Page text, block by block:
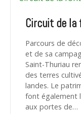
Circuit de la
Parcours de
et de sa
Saint-Thuriau
des terres
landes. Le
font également
aux portes de…